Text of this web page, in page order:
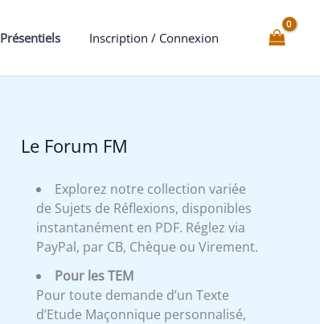
Présentiels Inscription / Connexion
Le Forum FM
Explorez notre collection variée
de Sujets de Réflexions, disponibles
instantanément en PDF. Réglez via
PayPal, par CB, Chèque ou Virement.
Pour les TEM
Pour toute demande d’un Texte
d’Etude Maçonnique personnalisé,